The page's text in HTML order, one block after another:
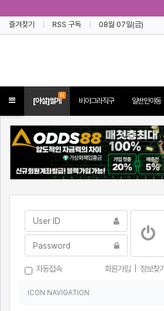
즐겨찾기
RSS 구독 08월 07일(금)
Toggle[야설]썰게
N
비아그라직구 일반인야동
자동접속 회원가입 정보찾기
ICON NAVIGATION